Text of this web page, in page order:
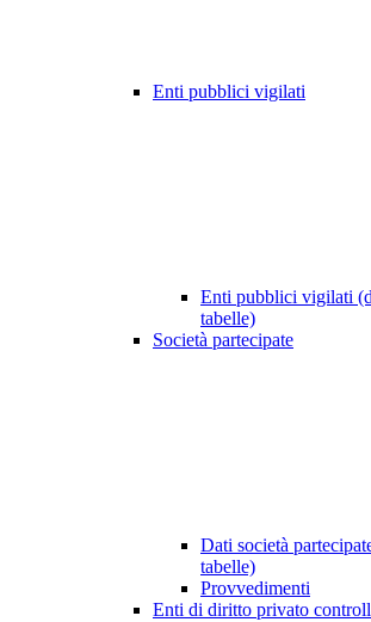
Enti pubblici vigilati
Enti pubblici vigilati
tabelle)
Società partecipate
Dati società
tabelle)
Provvedimenti
Enti di diritto privato